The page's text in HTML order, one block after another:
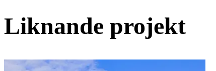
Liknande projekt